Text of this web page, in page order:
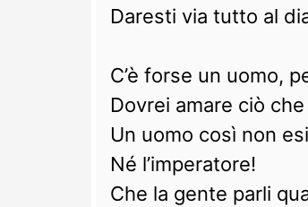
Daresti via tutto al
C’è forse un uomo,
Dovrei amare ciò
Un uomo così non
Né l’imperatore!
Che la gente parli